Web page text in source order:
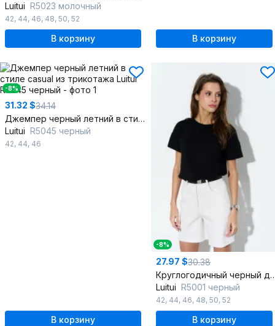
Luitui R5023 молочный
42, 44, 46, 48, 50, 52
В корзину В корзину
-8%
31.32 $34.14
Джемпер черный летний в стиле casual из трикотажа
Luitui R5045 черный
42, 44, 46
В корзину
-8%
27.97 $30.38
Круглогодичный черный
Luitui R5001 черный
42, 44, 46, 48, 50, 52
В корзину